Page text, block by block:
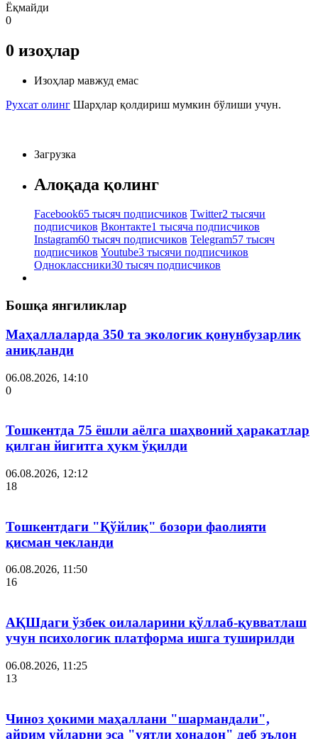
Ёқмайди
0
0 изоҳлар
Изоҳлар мавжуд емас
Рухсат олинг Шарҳлар қолдириш мумкин бўлиши учун.
Загрузка
Алоқада қолинг
Facebook65 тысяч подписчиков Twitter2 тысячи
подписчиков Вконтакте1 тысяча подписчиков
Instagram60 тысяч подписчиков Telegram57 тысяч
подписчиков Youtube3 тысячи подписчиков
Одноклассники30 тысяч подписчиков
Бошқа янгиликлар
Маҳаллаларда 350 та экологик қонунбузарлик
аниқланди
06.08.2026, 14:10
0
Тошкентда 75 ёшли аёлга шаҳвоний ҳаракатлар
қилган йигитга ҳукм ўқилди
06.08.2026, 12:12
18
Тошкентдаги "Қўйлиқ" бозори фаолияти
қисман чекланди
06.08.2026, 11:50
16
АҚШдаги ўзбек оилаларини қўллаб-қувватлаш
учун психологик платформа ишга туширилди
06.08.2026, 11:25
13
Чиноз ҳокими маҳаллани "шармандали",
айрим уйларни эса "уятли хонадон" деб эълон